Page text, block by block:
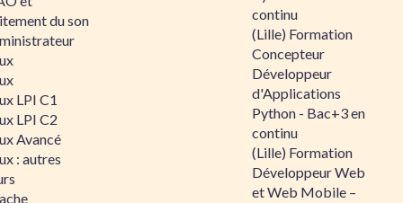
du son
LPI C1
LPI C2
Avancé
: autres
continu
(Lille) Formation
Concepteur
Développeur
d'Applications
Python - Bac+3 en
continu
(Lille) Formation
Développeur Web
et Web Mobile –